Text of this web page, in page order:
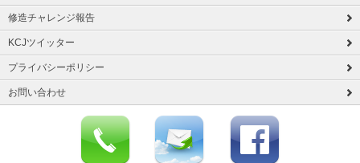
修造チャレンジ報告
KCJツイッター
プライバシーポリシー
お問い合わせ